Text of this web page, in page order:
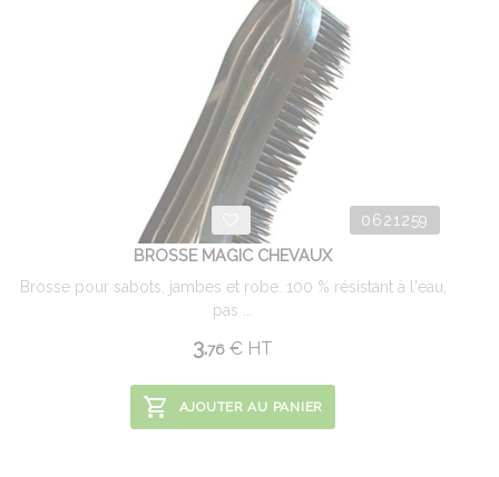
0621259
BROSSE MAGIC CHEVAUX
Brosse pour sabots, jambes et robe. 100 % résistant à l'eau,
pas ...
3.76 € HT
AJOUTER AU PANIER